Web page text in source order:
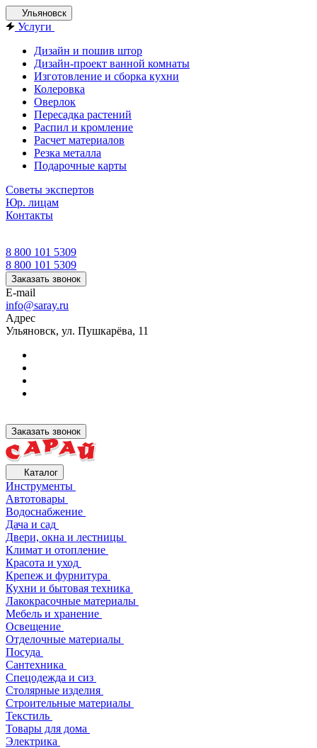
Ульяновск
Услуги
Дизайн и пошив штор
Дизайн-проект ванной комнаты
Изготовление и сборка кухни
Колеровка
Оверлок
Пересадка растений
Распил и кромление
Расчет материалов
Резка металла
Подарочные карты
Советы экспертов
Юр. лицам
Контакты
8 800 101 5309
8 800 101 5309
Заказать звонок
E-mail
info@saray.ru
Адрес
Ульяновск, ул. Пушкарёва, 11
Заказать звонок
Каталог
Инструменты
Автотовары
Водоснабжение
Дача и сад
Двери, окна и лестницы
Климат и отопление
Красота и уход
Крепеж и фурнитура
Кухни и бытовая техника
Лакокрасочные материалы
Мебель и хранение
Освещение
Отделочные материалы
Посуда
Сантехника
Спецодежда и сиз
Столярные изделия
Строительные материалы
Текстиль
Товары для дома
Электрика